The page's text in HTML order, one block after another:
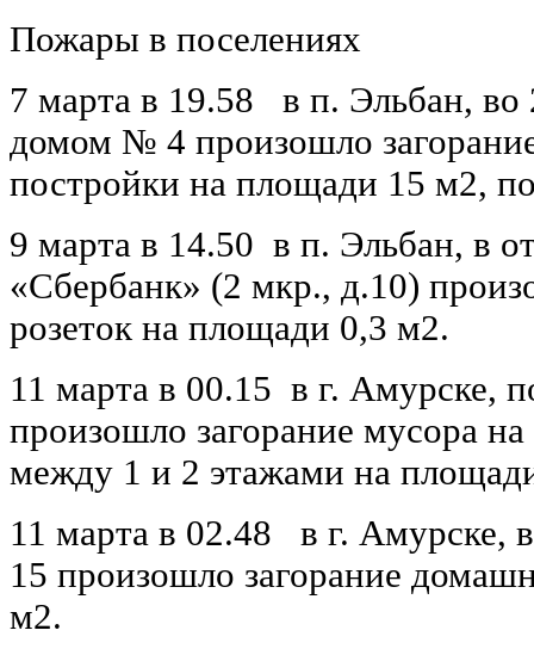
Пожары в поселениях
7 марта в 19.58 в п. Эльбан, во
домом № 4 произошло
постройки на площади 15 м2,
9 марта в 14.50 в п. Эльбан, в
«Сбербанк» (2 мкр., д.10)
розеток на площади 0,3
11 марта в 00.15 в г. Амурске,
произошло загорание мусора
между 1 и 2 этажами на
11 марта в 02.48 в г. Амурске,
15 произошло загорание
м2.